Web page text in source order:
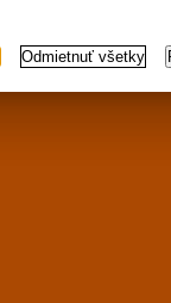
Odmietnuť všetky